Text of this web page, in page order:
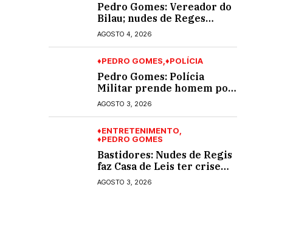
Pedro Gomes: Vereador do
Bilau; nudes de Reges
circula na Assembleia
Legislativa de MS e
AGOSTO 4, 2026
♦PEDRO GOMES ♦POLÍCIA
Pedro Gomes: Polícia
Militar prende homem por
violência doméstica; dois
socos na cara dela
AGOSTO 3, 2026
♦ENTRETENIMENTO
♦PEDRO GOMES
Bastidores: Nudes de Regis
faz Casa de Leis ter crise
moral e ética. Respinga em
todos os vereadores e
AGOSTO 3, 2026